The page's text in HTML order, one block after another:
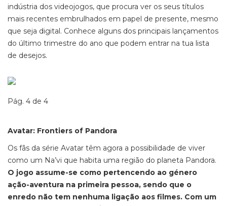
indústria dos videojogos, que procura ver os seus títulos
mais recentes embrulhados em papel de presente, mesmo
que seja digital. Conhece alguns dos principais lançamentos
do último trimestre do ano que podem entrar na tua lista
de desejos.
Pág. 4 de 4
Avatar: Frontiers of Pandora
Os fãs da série Avatar têm agora a possibilidade de viver
como um Na’vi que habita uma região do planeta Pandora.
O jogo assume-se como pertencendo ao género
ação-aventura na primeira pessoa, sendo que o
enredo não tem nenhuma ligação aos filmes. Com um